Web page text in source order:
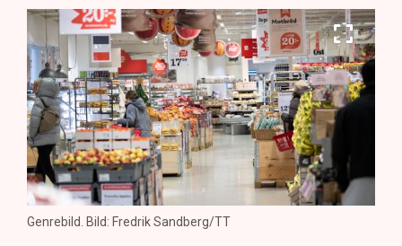
Genrebild. Bild: Fredrik Sandberg/TT